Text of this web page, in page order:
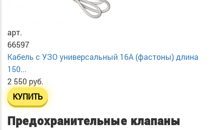
арт.
66597
Кабель с УЗО универсальный 16А (фастоны) длина
150...
2 550 руб.
КУПИТЬ
Предохранительные клапаны